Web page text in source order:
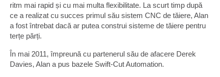
ritm mai rapid și cu mai multa flexibilitate. La scurt timp după
ce a realizat cu succes primul său sistem CNC de tăiere, Alan
a fost întrebat dacă ar putea construi sisteme de tăiere pentru
terțe părți.
În mai 2011, împreună cu partenerul său de afacere Derek
Davies, Alan a pus bazele Swift-Cut Automation.